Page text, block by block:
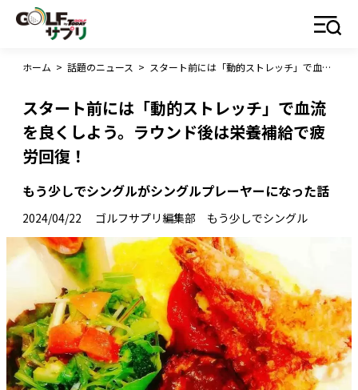
ホーム > 話題のニュース > スタート前には「動的ストレッチ」で血流を良くしよう。ラウンド後は栄養補給で疲労回復！
スタート前には「動的ストレッチ」で血流
を良くしよう。ラウンド後は栄養補給で疲
労回復！
もう少しでシングルがシングルプレーヤーになった話
2024/04/22 ゴルフサプリ編集部 もう少しでシングル